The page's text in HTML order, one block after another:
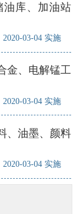
油库、加油站
2020-03-04 实施
金、电解锰工
2020-03-04 实施
、油墨、颜料
2020-03-04 实施